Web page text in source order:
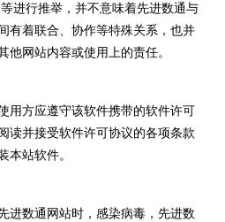
进行推举，并不意味着先进数通与
有着联合、协作等特殊关系，也并
他网站内容或使用上的责任。
用方应遵守该软件携带的软件许可
读并接受软件许可协议的各项条款
本站软件。
进数通网站时，感染病毒，先进数